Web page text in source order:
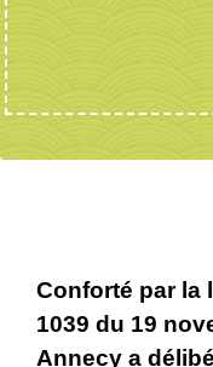
Conforté par la
1039 du 19
Annecy a